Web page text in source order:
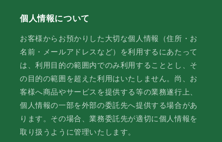
個人情報について
お客様からお預かりした大切な個人情報（住所・お
名前・メールアドレスなど）を利用するにあたって
は、利用目的の範囲内でのみ利用することとし、そ
の目的の範囲を超えた利用はいたしません。尚、お
客様へ商品やサービスを提供する等の業務遂行上、
個人情報の一部を外部の委託先へ提供する場合があ
ります。その場合、業務委託先が適切に個人情報を
取り扱うように管理いたします。